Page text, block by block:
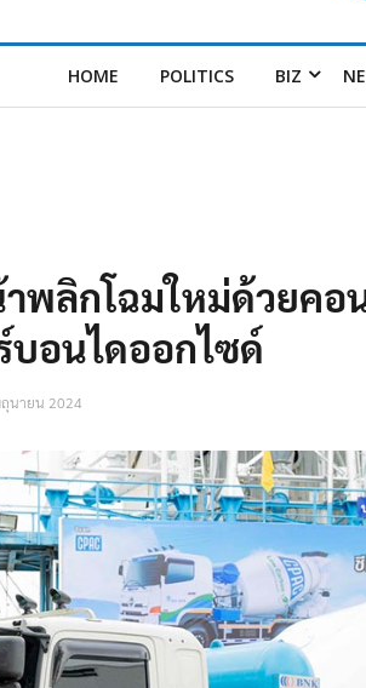
HOME POLITICS BIZ
าพลิกโฉมใหม่ด้วยค
บอนไดออกไซด์
นายน 2024